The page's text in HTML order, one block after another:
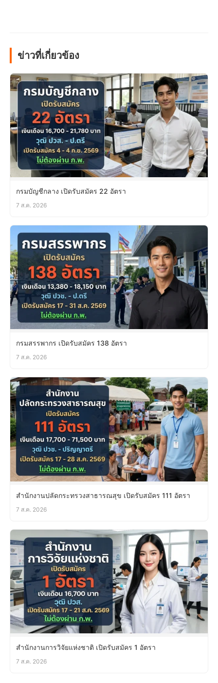
ข่าวที่เกี่ยวข้อง
กรมบัญชีกลาง เปิดรับสมัคร 22 อัตรา
7 ส.ค. 2026
กรมสรรพากร เปิดรับสมัคร 138 อัตรา
7 ส.ค. 2026
สำนักงานปลัดกระทรวงสาธารณสุข เปิดรับสมัคร 111 อัตรา
7 ส.ค. 2026
สำนักงานการวิจัยแห่งชาติ เปิดรับสมัคร 1 อัตรา
7 ส.ค. 2026